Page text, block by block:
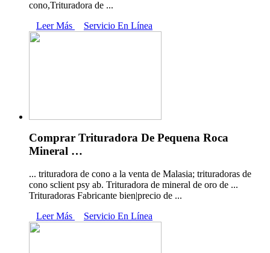
cono,Trituradora de ...
Leer Más
Servicio En Línea
Comprar Trituradora De Pequena Roca
Mineral …
... trituradora de cono a la venta de Malasia; trituradoras de
cono sclient psy ab. Trituradora de mineral de oro de ...
Trituradoras Fabricante bien|precio de ...
Leer Más
Servicio En Línea